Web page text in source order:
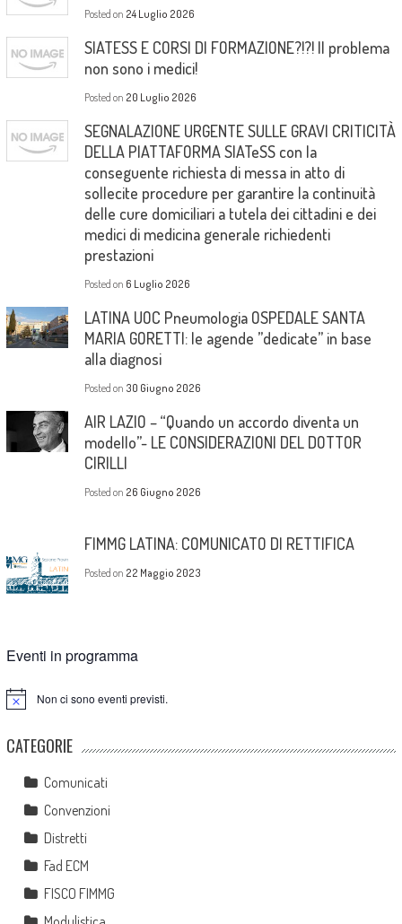
Posted on 24 Luglio 2026
SIATESS E CORSI DI FORMAZIONE?!?! Il problema
non sono i medici!
Posted on 20 Luglio 2026
SEGNALAZIONE URGENTE SULLE GRAVI CRITICITÀ
DELLA PIATTAFORMA SIATeSS con la
conseguente richiesta di messa in atto di
sollecite procedure per garantire la continuità
delle cure domiciliari a tutela dei cittadini e dei
medici di medicina generale richiedenti
prestazioni
Posted on 6 Luglio 2026
LATINA UOC Pneumologia OSPEDALE SANTA
MARIA GORETTI: le agende ”dedicate” in base
alla diagnosi
Posted on 30 Giugno 2026
AIR LAZIO – “Quando un accordo diventa un
modello”- LE CONSIDERAZIONI DEL DOTTOR
CIRILLI
Posted on 26 Giugno 2026
FIMMG LATINA: COMUNICATO DI RETTIFICA
Posted on 22 Maggio 2023
Eventi in programma
Notice Non ci sono eventi previsti.
CATEGORIE
Comunicati
Convenzioni
Distretti
Fad ECM
FISCO FIMMG